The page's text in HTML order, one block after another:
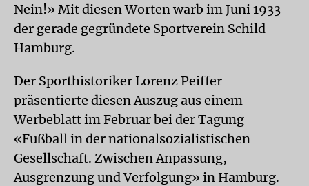
Nein!» Mit diesen Worten warb im Juni 1933
der gerade gegründete Sportverein Schild
Hamburg.
Der Sporthistoriker Lorenz Peiffer
präsentierte diesen Auszug aus einem
Werbeblatt im Februar bei der Tagung
«Fußball in der nationalsozialistischen
Gesellschaft. Zwischen Anpassung,
Ausgrenzung und Verfolgung» in Hamburg.